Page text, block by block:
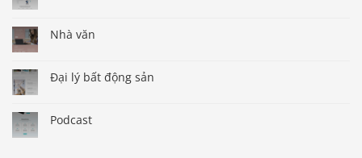
Nhà văn
Đại lý bất động sản
Podcast